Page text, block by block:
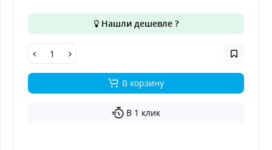
Нашли дешевле ?
В корзину
В 1 клик